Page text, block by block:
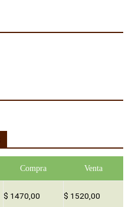
Compra Venta
$ 1470,00 $ 1520,00